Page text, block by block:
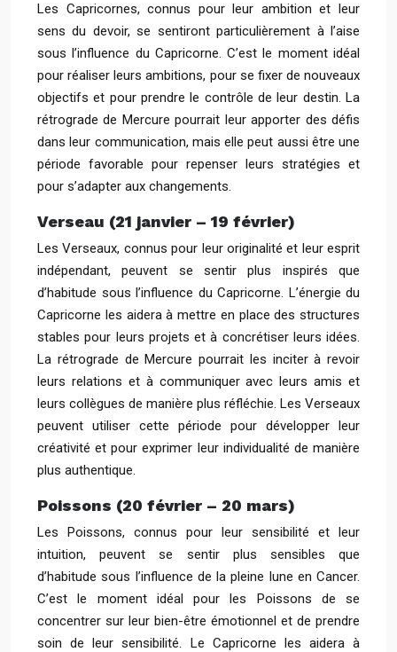
Les Capricornes, connus pour leur ambition et leur
sens du devoir, se sentiront particulièrement à l’aise
sous l’influence du Capricorne. C’est le moment idéal
pour réaliser leurs ambitions, pour se fixer de nouveaux
objectifs et pour prendre le contrôle de leur destin. La
rétrograde de Mercure pourrait leur apporter des défis
dans leur communication, mais elle peut aussi être une
période favorable pour repenser leurs stratégies et
pour s’adapter aux changements.
Verseau (21 janvier – 19 février)
Les Verseaux, connus pour leur originalité et leur esprit
indépendant, peuvent se sentir plus inspirés que
d’habitude sous l’influence du Capricorne. L’énergie du
Capricorne les aidera à mettre en place des structures
stables pour leurs projets et à concrétiser leurs idées.
La rétrograde de Mercure pourrait les inciter à revoir
leurs relations et à communiquer avec leurs amis et
leurs collègues de manière plus réfléchie. Les Verseaux
peuvent utiliser cette période pour développer leur
créativité et pour exprimer leur individualité de manière
plus authentique.
Poissons (20 février – 20 mars)
Les Poissons, connus pour leur sensibilité et leur
intuition, peuvent se sentir plus sensibles que
d’habitude sous l’influence de la pleine lune en Cancer.
C’est le moment idéal pour les Poissons de se
concentrer sur leur bien-être émotionnel et de prendre
soin de leur sensibilité. Le Capricorne les aidera à